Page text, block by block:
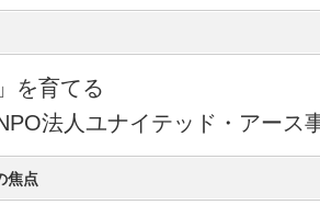
を育てる
NPO法人ユナイテッド・アー
焦点